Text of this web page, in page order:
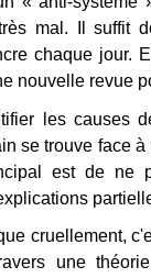
mal. Il suffit
chaque jour.
nouvelle revue
les causes
se trouve face
est de ne
cruellement,
une